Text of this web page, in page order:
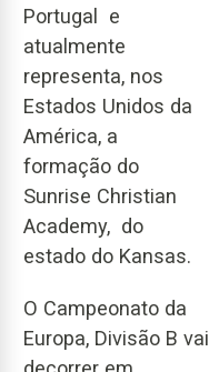
Portugal e
atualmente
representa, nos
Estados Unidos da
América, a
formação do
Sunrise Christian
Academy, do
estado do Kansas.
O Campeonato da
Europa, Divisão B vai